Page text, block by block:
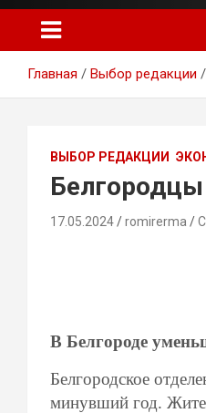
Главная Выбор редакции
ВЫБОР РЕДАКЦИИ
17.05.2024 romirerma
В Белгороде
Белгородское
минувший год.